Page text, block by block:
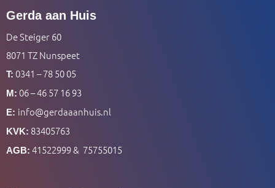
Gerda aan Huis
De Steiger 60
8071 TZ Nunspeet
T: 0341 – 78 50 05
M: 06 – 46 57 16 93
E: info@gerdaaanhuis.nl
KVK: 83405763
AGB: 41522999 & 75755015